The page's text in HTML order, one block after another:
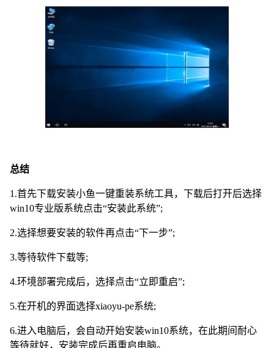
总结
1.首先下载安装小鱼一键重装系统工具，下载后打开后选择
win10专业版系统点击“安装此系统”;
2.选择想要安装的软件再点击“下一步”;
3.等待软件下载等;
4.环境部署完成后，选择点击“立即重启”;
5.在开机的界面选择xiaoyu-pe系统;
6.进入电脑后，会自动开始安装win10系统，在此期间耐心
等待就好，安装完成后再重启电脑。